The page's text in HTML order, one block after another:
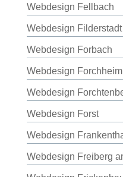
Webdesign Fellbach
Webdesign Filderstadt
Webdesign Forbach
Webdesign Forchheim
Webdesign
Webdesign Forst
Webdesign
Webdesign Freiberg